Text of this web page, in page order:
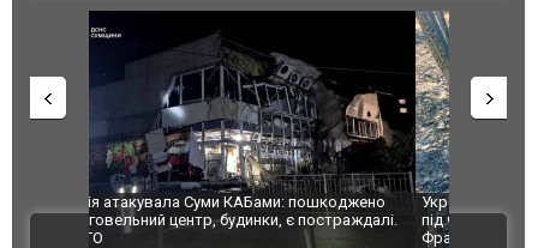
Українські надзвичайники врятували козуленя
під час ліквідації масштабної лісової пожежі у
Франції
СБУ за
Болгарії
ВІДЕО